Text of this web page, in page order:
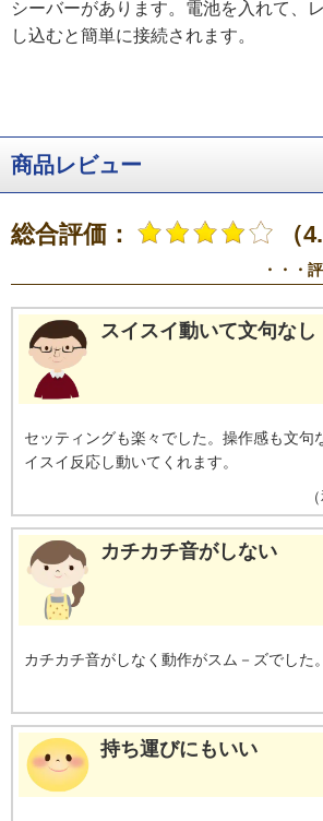
シーバーがあります。電池を入れて、
し込むと簡単に接続されます。
商品レビュー
総合評価： （
・・・
スイスイ動いて文句なし
セッティングも楽々でした。操作感も文句
イスイ反応し動いてくれます。
（
カチカチ音がしない
カチカチ音がしなく動作がスム－ズでした。
持ち運びにもいい